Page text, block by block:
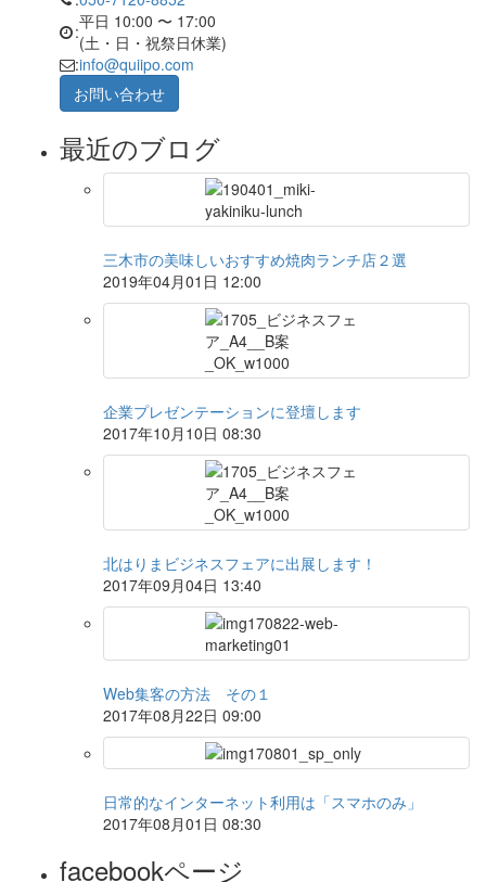
:平日 10:00 〜 17:00
(土・日・祝祭日休業)
:info@quiipo.com
お問い合わせ
最近のブログ
三木市の美味しいおすすめ焼肉ランチ店２選
2019年04月01日 12:00
企業プレゼンテーションに登壇します
2017年10月10日 08:30
北はりまビジネスフェアに出展します！
2017年09月04日 13:40
Web集客の方法 その１
2017年08月22日 09:00
日常的なインターネット利用は「スマホのみ」
2017年08月01日 08:30
facebookページ